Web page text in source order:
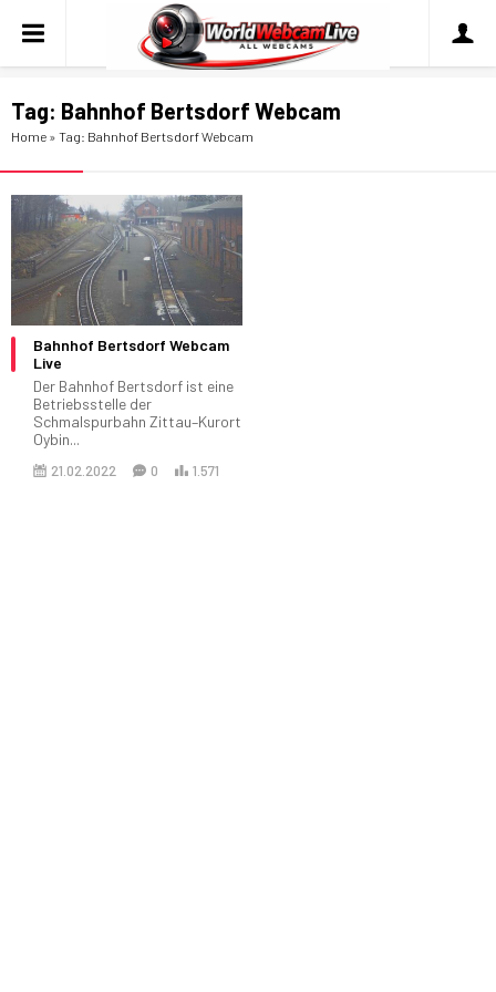
Tag: Bahnhof Bertsdorf Webcam
Home » Tag: Bahnhof Bertsdorf Webcam
Bahnhof Bertsdorf Webcam
Live
Der Bahnhof Bertsdorf ist eine
Betriebsstelle der
Schmalspurbahn Zittau–Kurort
Oybin...
21.02.2022 0 1.571